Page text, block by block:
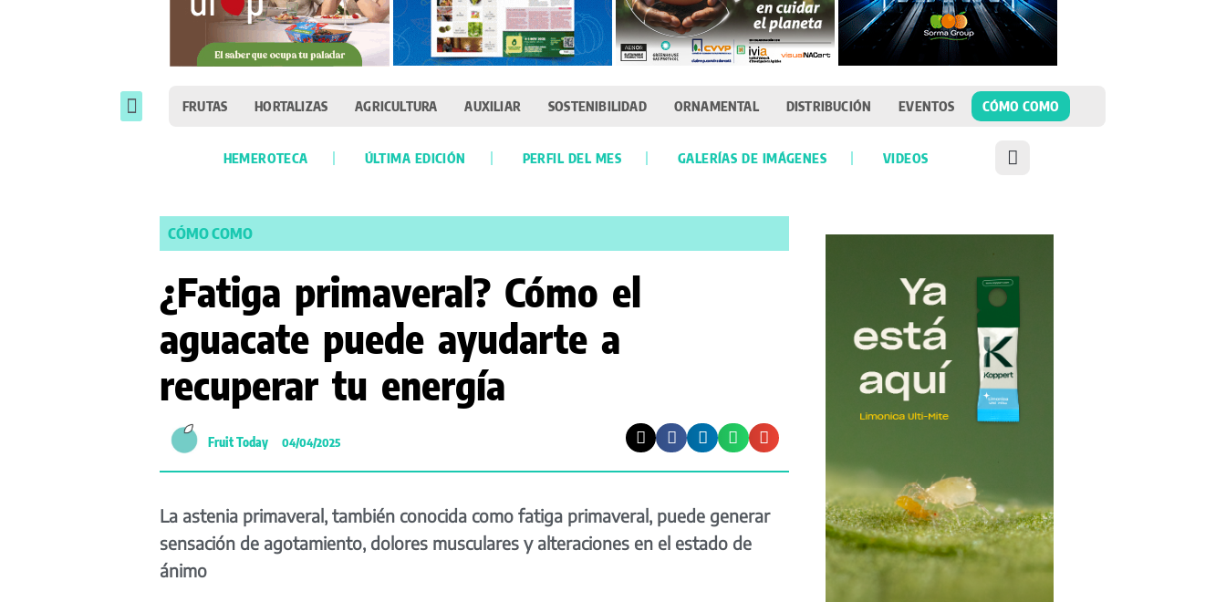
FRUTAS HORTALIZAS AGRICULTURA AUXILIAR SOSTENIBILIDAD ORNAMENTAL DISTRIBUCIÓN EVENTOS CÓMO COMO
HEMEROTECA ÚLTIMA EDICIÓN PERFIL DEL MES GALERÍAS DE IMÁGENES VIDEOS
CÓMO COMO
¿Fatiga primaveral? Cómo el
aguacate puede ayudarte a
recuperar tu energía
Fruit Today 04/04/2025
La astenia primaveral, también conocida como fatiga primaveral, puede generar
sensación de agotamiento, dolores musculares y alteraciones en el estado de
ánimo